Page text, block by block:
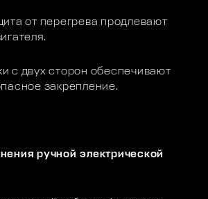
от перегрева продлевают
с двух сторон обеспечивают
закрепление.
ручной электрической